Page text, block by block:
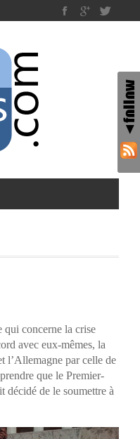
qui concerne la crise
avec eux-mêmes, la
l’Allemagne par celle de
que le Premier-
décidé de le soumettre à